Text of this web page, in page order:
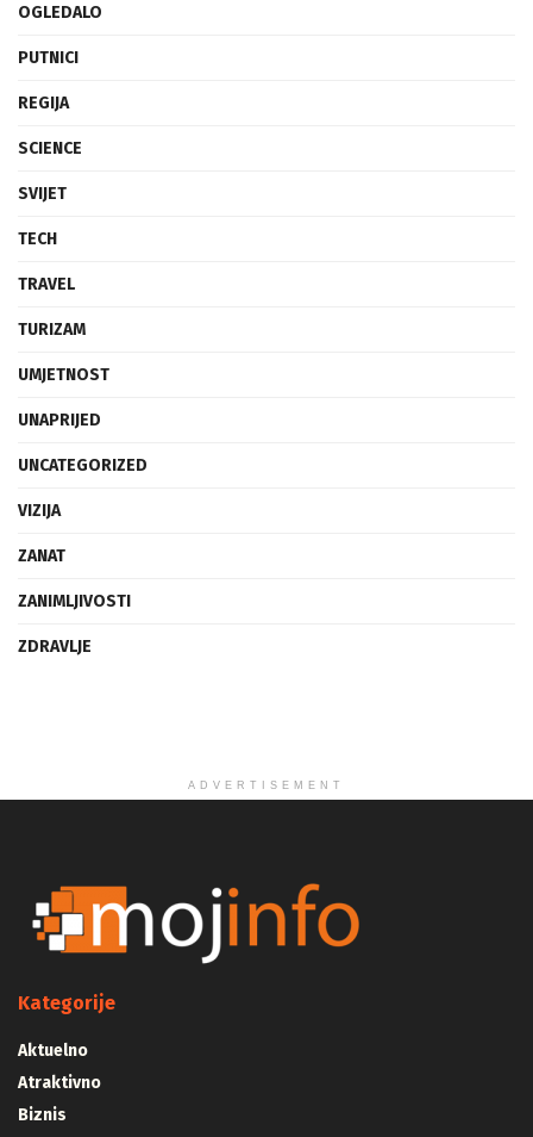
OGLEDALO
PUTNICI
REGIJA
SCIENCE
SVIJET
TECH
TRAVEL
TURIZAM
UMJETNOST
UNAPRIJED
UNCATEGORIZED
VIZIJA
ZANAT
ZANIMLJIVOSTI
ZDRAVLJE
ADVERTISEMENT
Kategorije
Aktuelno
Atraktivno
Biznis